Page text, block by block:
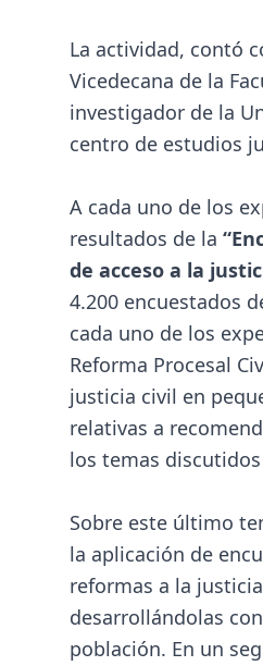
La actividad, contó
Vicedecana de la
investigador de la
centro de estudios
A cada uno de los
resultados de la
de acceso a la
4.200 encuestados
cada uno de los
Reforma Procesal
justicia civil en
relativas a
los temas
Sobre este último
la aplicación de
reformas a la
desarrollándolas
población. En un